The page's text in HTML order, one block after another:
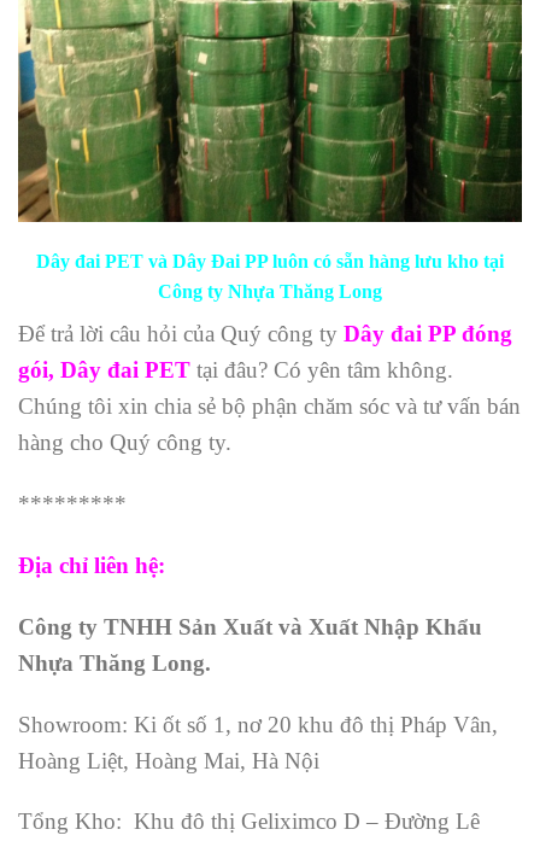
Dây đai PET và Dây Đai PP luôn có sẵn hàng lưu kho tại
Công ty Nhựa Thăng Long
Để trả lời câu hỏi của Quý công ty Dây đai PP đóng
gói, Dây đai PET tại đâu? Có yên tâm không.
Chúng tôi xin chia sẻ bộ phận chăm sóc và tư vấn bán
hàng cho Quý công ty.
*********
Địa chỉ liên hệ:
Công ty TNHH Sản Xuất và Xuất Nhập Khẩu
Nhựa Thăng Long.
Showroom: Ki ốt số 1, nơ 20 khu đô thị Pháp Vân,
Hoàng Liệt, Hoàng Mai, Hà Nội
Tổng Kho: Khu đô thị Geliximco D – Đường Lê